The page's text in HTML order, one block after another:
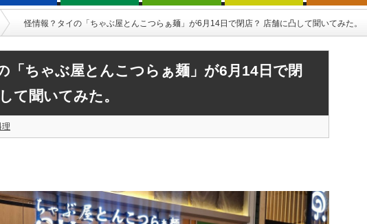
ース
怪情報？タイの「ちゃぶ屋とんこつらぁ麺」が6月14日で閉店？ 店舗に凸して聞いてみた。
「ちゃぶ屋とんこつらぁ麺」が6月14日で閉
て聞いてみた。
理